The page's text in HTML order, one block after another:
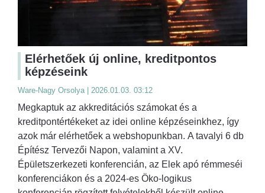
Elérhetőek új online, kreditpontos
képzéseink
Ware-Nagy Orsolya | 2026.01.03. 03:12
Megkaptuk az akkreditációs számokat és a
kreditpontértékeket az idei online képzéseinkhez, így
azok már elérhetőek a webshopunkban. A tavalyi 6 db
Építész Tervezői Napon, valamint a XV.
Épületszerkezeti konferencián, az Elek apó rémmeséi
konferenciákon és a 2024-es Öko-logikus